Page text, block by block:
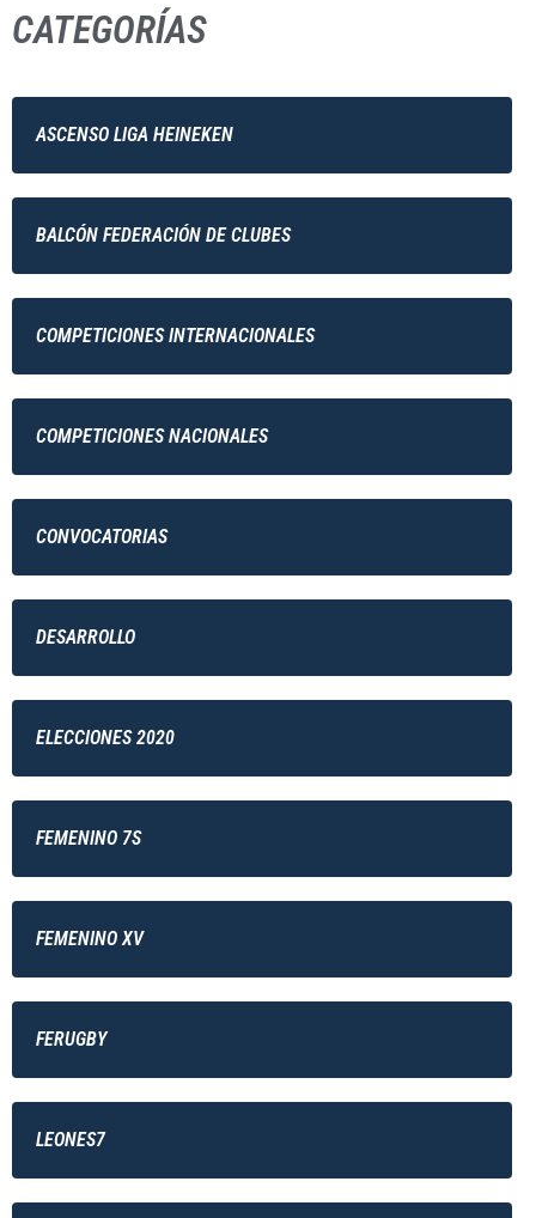
CATEGORÍAS
ASCENSO LIGA HEINEKEN
BALCÓN FEDERACIÓN DE CLUBES
COMPETICIONES INTERNACIONALES
COMPETICIONES NACIONALES
CONVOCATORIAS
DESARROLLO
ELECCIONES 2020
FEMENINO 7S
FEMENINO XV
FERUGBY
LEONES7